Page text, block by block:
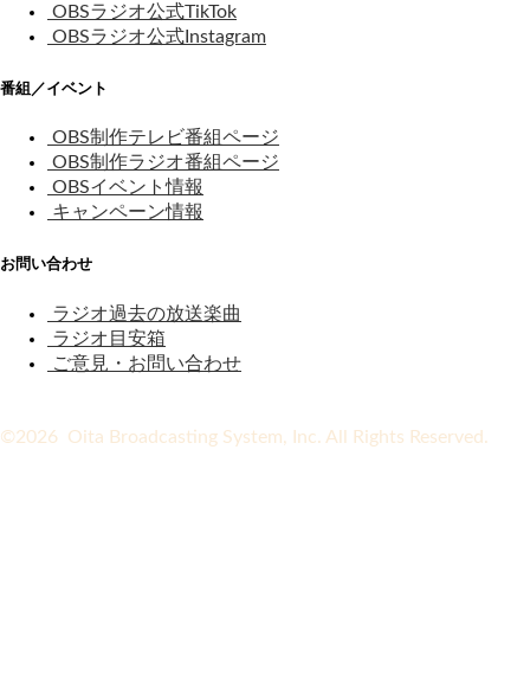
OBSラジオ公式TikTok
OBSラジオ公式Instagram
番組／イベント
OBS制作テレビ番組ページ
OBS制作ラジオ番組ページ
OBSイベント情報
キャンペーン情報
お問い合わせ
ラジオ過去の放送楽曲
ラジオ目安箱
ご意見・お問い合わせ
©2026 Oita Broadcasting System, Inc. All Rights Reserved.